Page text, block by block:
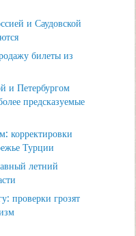
и Саудовской
билеты из
и Петербургом
предсказуемые
корректировки
Турции
летний
проверки грозят